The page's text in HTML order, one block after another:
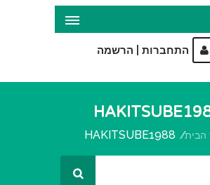
התחברות הרשמה
הבית HAKITSUBE1988